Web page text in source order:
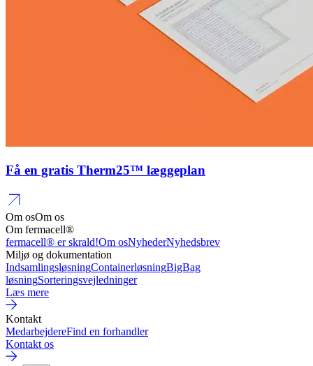
Få en gratis Therm25™ læggeplan
Om osOm os
Om fermacell®
fermacell® er skrald!Om osNyhederNyhedsbrev
Miljø og dokumentation
IndsamlingsløsningContainerløsningBigBag
løsningSorteringsvejledninger
Læs mere
Kontakt
MedarbejdereFind en forhandler
Kontakt os